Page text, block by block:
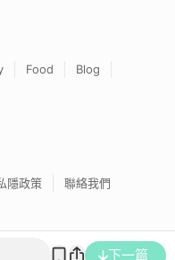
下一篇
Food
Blog
隱政策 聯絡我們